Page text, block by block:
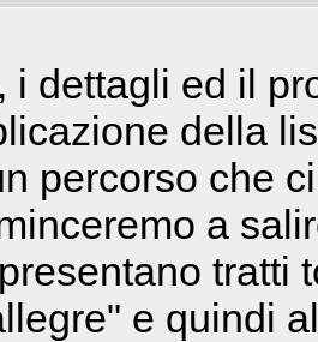
i dettagli ed il
della
percorso che
a
tratti
e quindi